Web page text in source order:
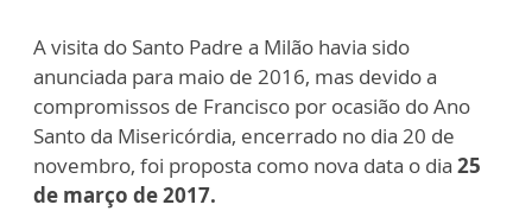
A visita do Santo Padre a Milão havia sido
anunciada para maio de 2016, mas devido a
compromissos de Francisco por ocasião do Ano
Santo da Misericórdia, encerrado no dia 20 de
novembro, foi proposta como nova data o dia 25
de março de 2017.